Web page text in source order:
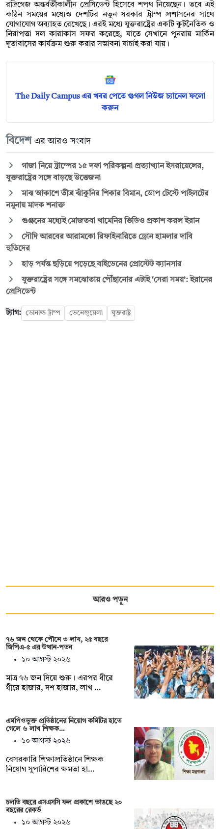
রদ্রিগেজ অন্তর্বর্তীকালীন প্রেসিডেন্ট হিসেবে শপথ নিয়েছেন। তবে এই
কঠিন সময়ের মধ্যেও দেশটির নতুন সরকার ট্রাম্প প্রশাসনের সাথে
যোগাযোগ অব্যাহত রেখেছে। এরই মধ্যে যুক্তরাষ্ট্রের একটি কূটনৈতিক ও
নিরাপত্তা দল কারাকাস সফর করেছে, যাতে সেখানে পুনরায় মার্কিন
দূতাবাসের কার্যক্রম শুরু করার সম্ভাবনা যাচাই করা যায়।
The Daily Campus এর খবর পেতে গুগল নিউজ চ্যানেল ফলো
করুন
বিদেশ এর আরও সংবাদ
গাজা নিয়ে ট্রাম্পের ১৫ দফা পরিকল্পনা প্রত্যাখ্যান ইসরায়েলের,
যুক্তরাষ্ট্রের সঙ্গে বাড়ছে উত্তেজনা
মাঝ আকাশে তীব্র ঝাঁকুনির শিকার বিমান, ডোপ টেস্টে পাইলটের
নমুনায় মাদক শনাক্ত
গুঞ্জনের মধ্যেই মোজতবা খামেনির ভিডিও প্রকাশ করল ইরান
সৌদি আরবের আরামকো রিফাইনারিতে ড্রোন হামলার দাবি
হুতিদের
হাড় পর্যন্ত ছড়িয়ে পড়েছে বাইডেনের প্রোস্টেট ক্যানসার
যুক্তরাষ্ট্রের সঙ্গে সমঝোতায় পৌঁছানোর এটাই ‘সেরা সময়’: ইরানের
প্রেসিডেন্ট
ট্যাগ: ডোনাল্ড ট্রাম্প ভেনেজুয়েলা যুক্তরাষ্ট্র
আরও পড়ুন
৭৬ জন থেকে পৌনে ৩ লাখ, ২৫ বছরে
জিপিএ-৫ এর উত্থান-পতন
১০ আগস্ট ২০২৬
মাত্র ৭৬ জন দিয়ে শুরু। এরপর ধীরে
ধীরে হাজার, দশ হাজার, লাখ …
এমপিওভুক্ত প্রতিষ্ঠানের নিয়োগ কমিটির হাতে
গেলে ৬ লাখ শিক্ষক…
১০ আগস্ট ২০২৬
বেসরকারি শিক্ষাপ্রতিষ্ঠানে শিক্ষক
নিয়োগ সুপারিশের ক্ষমতা হা…
চলতি বছরে এসএসসি ফল প্রকাশে ভাঙছে ২০
বছরের রেকর্ড
১০ আগস্ট ২০২৬